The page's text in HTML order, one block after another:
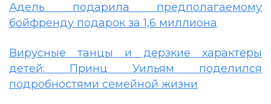
Адель подарила предполагаемому
бойфренду подарок за 1,6 миллиона
Вирусные танцы и дерзкие характеры
детей: Принц Уильям поделился
подробностями семейной жизни